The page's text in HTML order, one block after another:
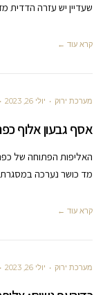
שעדיין יש עזרה הדדית
קרא עוד ←
מערכת ירוק יולי 26, 2023
אסף גבעון אלוף
מד כושר נערכה במסגרת חגיגות 120
קרא עוד ←
מערכת ירוק יולי 26, 2023